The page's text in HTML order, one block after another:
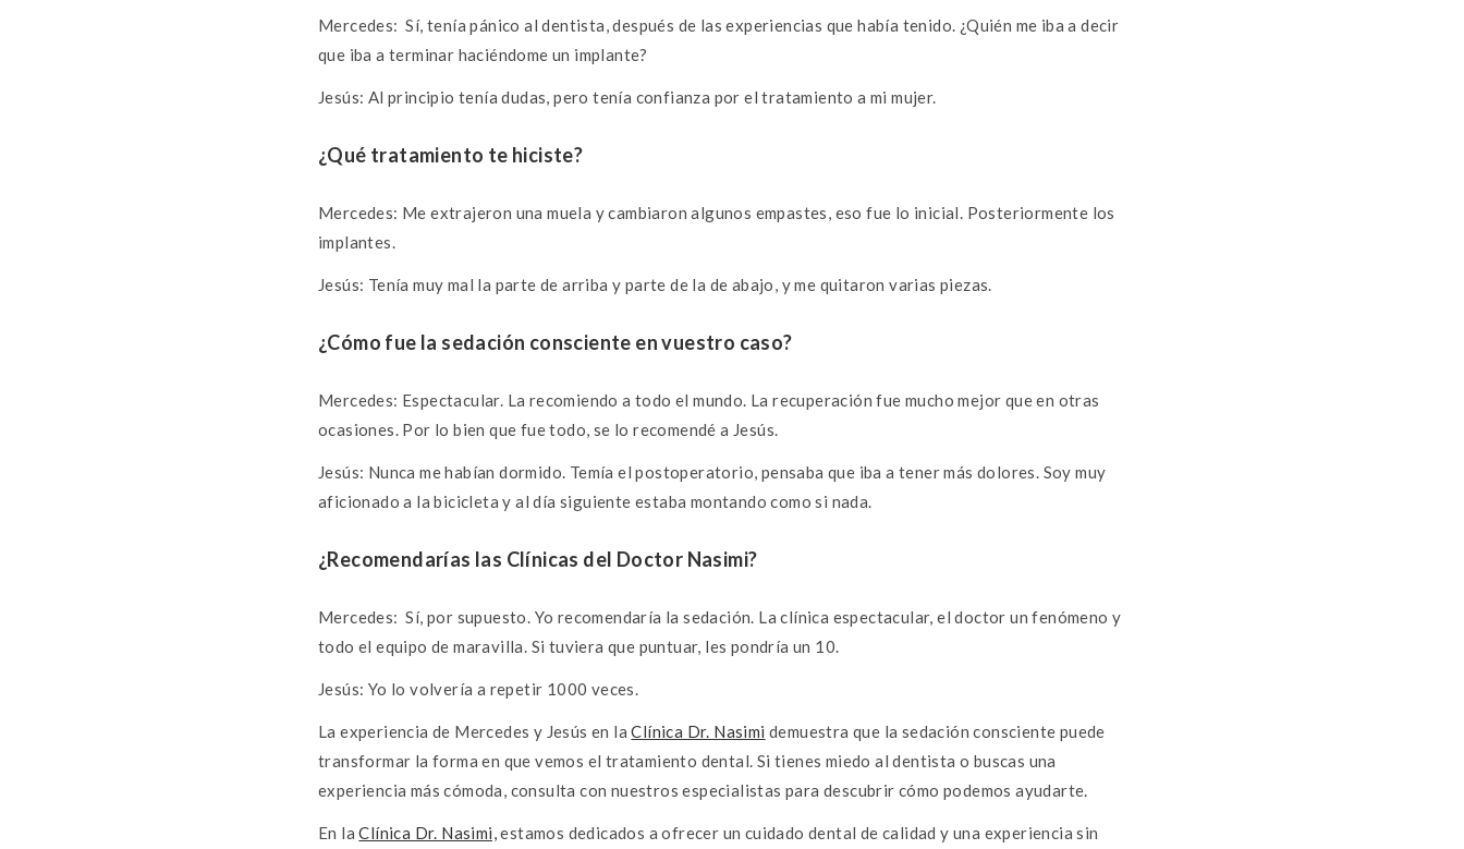
Mercedes: Sí, tenía pánico al dentista, después de las experiencias que había tenido. ¿Quién me iba a decir
que iba a terminar haciéndome un implante?
Jesús: Al principio tenía dudas, pero tenía confianza por el tratamiento a mi mujer.
¿Qué tratamiento te hiciste?
Mercedes: Me extrajeron una muela y cambiaron algunos empastes, eso fue lo inicial. Posteriormente los
implantes.
Jesús: Tenía muy mal la parte de arriba y parte de la de abajo, y me quitaron varias piezas.
¿Cómo fue la sedación consciente en vuestro caso?
Mercedes: Espectacular. La recomiendo a todo el mundo. La recuperación fue mucho mejor que en otras
ocasiones. Por lo bien que fue todo, se lo recomendé a Jesús.
Jesús: Nunca me habían dormido. Temía el postoperatorio, pensaba que iba a tener más dolores. Soy muy
aficionado a la bicicleta y al día siguiente estaba montando como si nada.
¿Recomendarías las Clínicas del Doctor Nasimi?
Mercedes: Sí, por supuesto. Yo recomendaría la sedación. La clínica espectacular, el doctor un fenómeno y
todo el equipo de maravilla. Si tuviera que puntuar, les pondría un 10.
Jesús: Yo lo volvería a repetir 1000 veces.
La experiencia de Mercedes y Jesús en laClínica Dr. Nasimi demuestra que la sedación consciente puede
transformar la forma en que vemos el tratamiento dental. Si tienes miedo al dentista o buscas una
experiencia más cómoda, consulta con nuestros especialistas para descubrir cómo podemos ayudarte.
En laClínica Dr. Nasimi,estamos dedicados a ofrecer un cuidado dental de calidad y una experiencia sin